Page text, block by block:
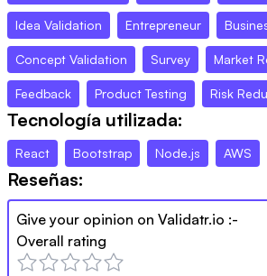
Idea Validation Entrepreneur
Concept Validation Survey Market
Feedback Product Testing Risk
Tecnología utilizada:
React Bootstrap Node.js AWS
Reseñas:
Give your opinion on Validatr.io :-
Overall rating